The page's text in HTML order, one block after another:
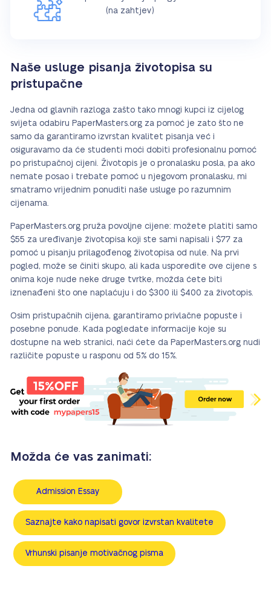
(na zahtjev)
Naše usluge pisanja životopisa su
pristupačne
Jedna od glavnih razloga zašto tako mnogi kupci iz cijelog
svijeta odabiru PaperMasters.org za pomoć je zato što ne
samo da garantiramo izvrstan kvalitet pisanja već i
osiguravamo da će studenti moći dobiti profesionalnu pomoć
po pristupačnoj cijeni. Životopis je o pronalasku posla, pa ako
nemate posao i trebate pomoć u njegovom pronalasku, mi
smatramo vrijednim ponuditi naše usluge po razumnim
cijenama.
PaperMasters.org pruža povoljne cijene: možete platiti samo
$55 za uređivanje životopisa koji ste sami napisali i $77 za
pomoć u pisanju prilagođenog životopisa od nule. Na prvi
pogled, može se činiti skupo, ali kada usporedite ove cijene s
onima koje nude neke druge tvrtke, možda ćete biti
iznenađeni što one naplaćuju i do $300 ili $400 za životopis.
Osim pristupačnih cijena, garantiramo privlačne popuste i
posebne ponude. Kada pogledate informacije koje su
dostupne na web stranici, naći ćete da PaperMasters.org nudi
različite popuste u rasponu od 5% do 15%.
Možda će vas zanimati:
Admission Essay
Saznajte kako napisati govor izvrstan kvalitete
Vrhunski pisanje motivačnog pisma